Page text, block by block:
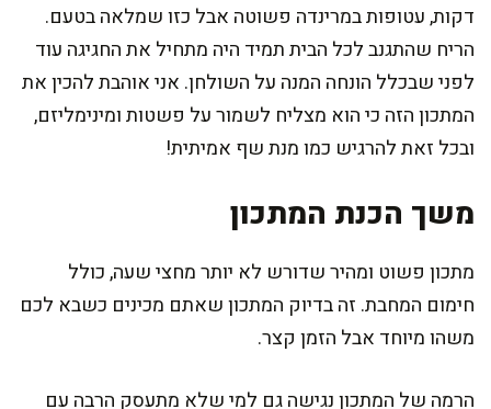
דקות, עטופות במרינדה פשוטה אבל כזו שמלאה בטעם.
הריח שהתגנב לכל הבית תמיד היה מתחיל את החגיגה עוד
לפני שבכלל הונחה המנה על השולחן. אני אוהבת להכין את
המתכון הזה כי הוא מצליח לשמור על פשטות ומינימליזם,
ובכל זאת להרגיש כמו מנת שף אמיתית!
משך הכנת המתכון
מתכון פשוט ומהיר שדורש לא יותר מחצי שעה, כולל
חימום המחבת. זה בדיוק המתכון שאתם מכינים כשבא לכם
משהו מיוחד אבל הזמן קצר.
הרמה של המתכון נגישה גם למי שלא מתעסק הרבה עם